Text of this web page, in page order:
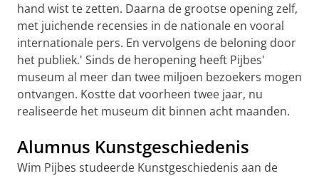
hand wist te zetten. Daarna de grootse opening zelf,
met juichende recensies in de nationale en vooral
internationale pers. En vervolgens de beloning door
het publiek.' Sinds de heropening heeft Pijbes'
museum al meer dan twee miljoen bezoekers mogen
ontvangen. Kostte dat voorheen twee jaar, nu
realiseerde het museum dit binnen acht maanden.
Alumnus Kunstgeschiedenis
Wim Pijbes studeerde Kunstgeschiedenis aan de